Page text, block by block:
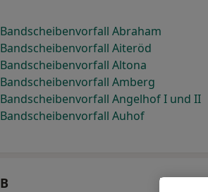
Bandscheibenvorfall Abraham
Bandscheibenvorfall Aiteröd
Bandscheibenvorfall Altona
Bandscheibenvorfall Amberg
Bandscheibenvorfall Angelhof I und II
Bandscheibenvorfall Auhof
B